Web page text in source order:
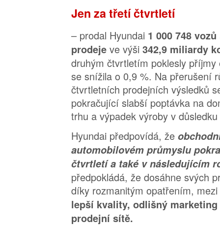
Jen za třetí čtvrtletí
– prodal Hyundai 1 000 748 vozů
prodeje ve výši 342,9 miliardy
druhým čtvrtletím poklesly
se snížila o 0,9 %. Na přerušení
čtvrtletních prodejních výsledků
pokračující slabší poptávka na
trhu a výpadek výroby v
Hyundai předpovídá, že
automobilovém průmyslu
čtvrtletí a také v následujícím
předpokládá, že dosáhne svých
díky rozmanitým opatřením,
lepší kvality, odlišný
prodejní sítě.